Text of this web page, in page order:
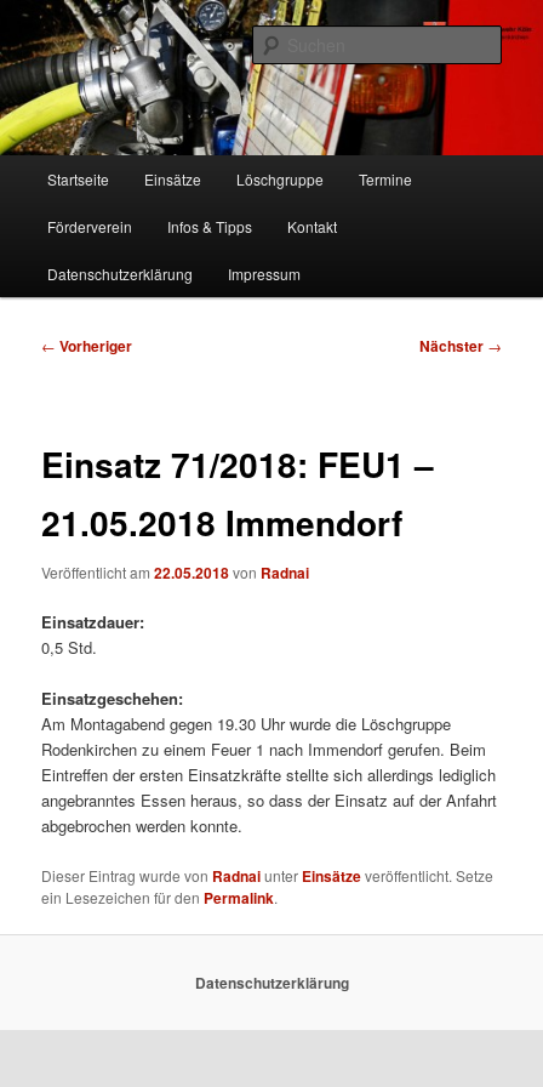
Zum
primären
Inhalt
springenFF Köln, LG RD
Freiwillige Feuerwehr Köln, Löschgruppe Rodenkirchen
Startseite Einsätze Löschgruppe Termine
Förderverein Infos & Tipps Kontakt
Datenschutzerklärung Impressum
Beitragsnavigation
← Vorheriger Nächster →
Einsatz 71/2018: FEU1 –
21.05.2018 Immendorf
Veröffentlicht am22.05.2018von Radnai
Einsatzdauer:
0,5 Std.
Einsatzgeschehen:
Am Montagabend gegen 19.30 Uhr wurde die Löschgruppe
Rodenkirchen zu einem Feuer 1 nach Immendorf gerufen. Beim
Eintreffen der ersten Einsatzkräfte stellte sich allerdings lediglich
angebranntes Essen heraus, so dass der Einsatz auf der Anfahrt
abgebrochen werden konnte.
Dieser Eintrag wurde von Radnaiunter Einsätzeveröffentlicht. Setze
ein Lesezeichen für den Permalink.
Datenschutzerklärung